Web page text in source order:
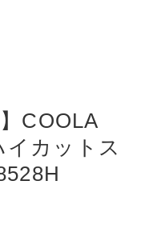
COOLA
カットス